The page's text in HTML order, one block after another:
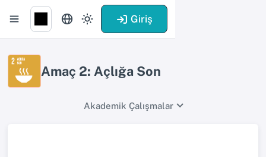
Giriş
Amaç 2: Açlığa Son
Akademik Çalışmalar